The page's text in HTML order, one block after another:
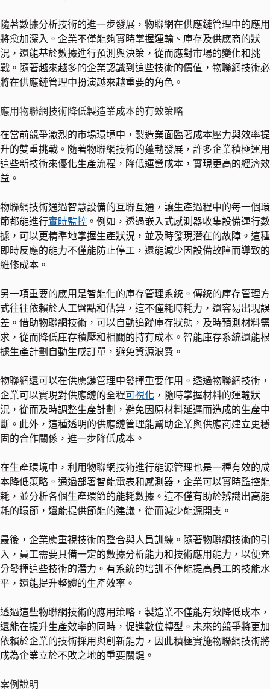
隨著數據分析技術的進一步發展，物聯網在供應鏈管理中的應用
將愈加深入。企業不僅能夠實時掌握運輸、庫存及供應商的狀
況，還能基於數據進行預測與決策，從而應對市場的變化和挑
戰。隨著越來越多的企業認識到這些技術的價值，物聯網技術必
將在供應鏈管理中扮演越來越重要的角色。
應用物聯網技術降低製造業成本的有效策略
在當前競爭激烈的市場環境中，製造業面臨著成本壓力與效率提
升的雙重挑戰。隨著物聯網技術的蓬勃發展，許多企業積極運用
這些新技術來優化生產流程，降低運營成本，實現更高的經濟效
益。
物聯網技術通過智慧設備的互聯互通，讓生產過程中的每一個環
節都能進行實時監控 。例如，透過嵌入式感測器收集設備運行數
據，可以更精準地掌握生產狀況，並及時發現潛在的故障。這種
即時反應的能力不僅能防止停工，還能減少因設備故障而導致的
維修成本。
另一項重要的應用是智能化的庫存管理系統。傳統的庫存管理方
式往往依賴於人工盤點和估算，這不僅耗時耗力，還容易出現誤
差。借助物聯網技術，可以自動追蹤庫存狀態，及時預測材料需
求，從而降低庫存積壓和相關的持有成本。智能庫存系統還能根
據生產計劃自動生成訂單，避免資源浪費。
物聯網還可以在供應鏈管理中發揮重要作用。透過物聯網技術，
企業可以實現對供應鏈的全程可視化 ，隨時掌握材料的運輸狀
況，從而及時調整生產計劃，避免因原材料延遲而造成的生產中
斷。此外，這種透明的供應鏈管理能幫助企業與供應商建立更穩
固的合作關係，進一步降低成本。
在生產環境中，利用物聯網技術進行能源管理也是一種有效的成
本降低策略。通過部署智能電表和感測器，企業可以實時監控能
耗，並分析各個生產環節的能耗數據。這不僅有助於辨識出高能
耗的環節，還能提供節能的建議，從而減少能源開支。
最後，企業應重視技術的整合與人員訓練。隨著物聯網技術的引
入，員工需要具備一定的數據分析能力和技術應用能力，以便充
分發揮這些技術的潛力。有系統的培訓不僅能提高員工的技能水
平，還能提升整體的生產效率。
透過這些物聯網技術的應用策略，製造業不僅能有效降低成本，
還能在提升生產效率的同時，促進數位轉型。未來的競爭將更加
依賴於企業的技術採用與創新能力，因此積極實施物聯網技術將
成為企業立於不敗之地的重要關鍵。
案例說明